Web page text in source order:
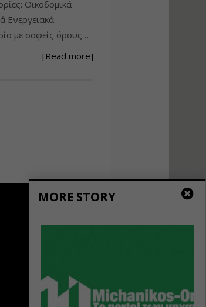
Οικοδομικά
Ενεργειακά
με σαφείς όρους…
[Read more]
MORE STORY
Τιμή από: €130.00
Διάρκεια: 6 ώρες
Ανάθεση – Εκτέλεση –
Σχεδιασμός, μελέτη
και τεχνική
συστημάτων για
Τιμή από: €215.00
Διάρκεια: 16 ώρες